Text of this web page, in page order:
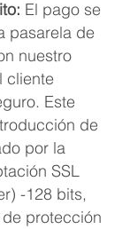
El pago se
pasarela de
nuestro
cliente
Este
de
por la
SSL
-128 bits,
protección